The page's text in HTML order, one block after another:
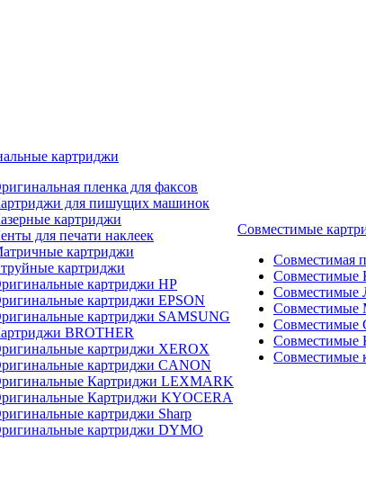
картриджи
пленка для факсов
для пишущих машинок
картриджи
для печати наклеек
картриджи
картриджи
картриджи HP
картриджи EPSON
картриджи SAMSUNG
BROTHER
картриджи XEROX
картриджи CANON
Картриджи LEXMARK
Картриджи KYOCERA
картриджи Sharp
картриджи DYMO
Совместимые
Совместимая
Совместимые
Совместимые
Совместимые
Совместимые
Совместимые
Совместимые